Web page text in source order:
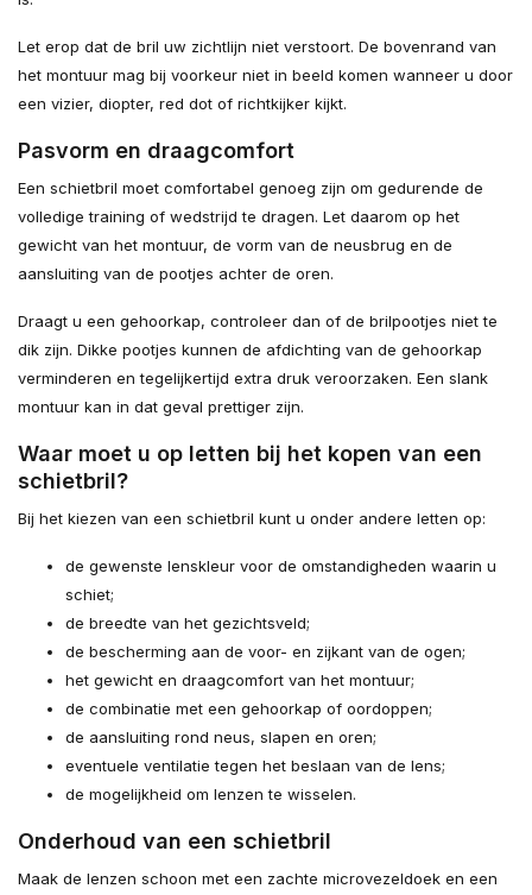
Let erop dat de bril uw zichtlijn niet verstoort. De bovenrand van
het montuur mag bij voorkeur niet in beeld komen wanneer u door
een vizier, diopter, red dot of richtkijker kijkt.
Pasvorm en draagcomfort
Een schietbril moet comfortabel genoeg zijn om gedurende de
volledige training of wedstrijd te dragen. Let daarom op het
gewicht van het montuur, de vorm van de neusbrug en de
aansluiting van de pootjes achter de oren.
Draagt u een gehoorkap, controleer dan of de brilpootjes niet te
dik zijn. Dikke pootjes kunnen de afdichting van de gehoorkap
verminderen en tegelijkertijd extra druk veroorzaken. Een slank
montuur kan in dat geval prettiger zijn.
Waar moet u op letten bij het kopen van een
schietbril?
Bij het kiezen van een schietbril kunt u onder andere letten op:
de gewenste lenskleur voor de omstandigheden waarin u
schiet;
de breedte van het gezichtsveld;
de bescherming aan de voor- en zijkant van de ogen;
het gewicht en draagcomfort van het montuur;
de combinatie met een gehoorkap of oordoppen;
de aansluiting rond neus, slapen en oren;
eventuele ventilatie tegen het beslaan van de lens;
de mogelijkheid om lenzen te wisselen.
Onderhoud van een schietbril
Maak de lenzen schoon met een zachte microvezeldoek en een